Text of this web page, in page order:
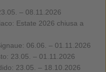
– 08.11.2026
Estate 2026 chiusa a
06.06. – 01.11.2026
23.05. – 01.11.2026
23.05. – 18.10.2026